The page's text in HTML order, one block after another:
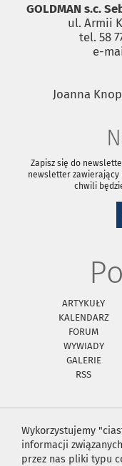
GOLDMAN s.c.
ul. Armii
tel. 58
e-
Joanna
Zapisz się do
newsletter zawierający
chwili
ARTYKUŁY
KALENDARZ
FORUM
WYWIADY
GALERIE
RSS
Wykorzystujemy
informacji
przez nas pliki typu